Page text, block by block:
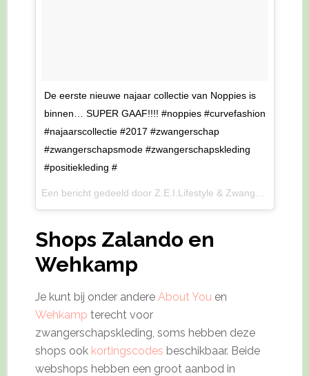
De eerste nieuwe najaar collectie van Noppies is
binnen… SUPER GAAF!!!! #noppies #curvefashion
#najaarscollectie #2017 #zwangerschap
#zwangerschapsmode #zwangerschapskleding
#positiekleding #
Shops Zalando en
Wehkamp
Je kunt bij onder andere About Youen
Wehkamp terecht voor
zwangerschapskleding, soms hebben deze
shops ook kortingscodes beschikbaar. Beide
webshops hebben een groot aanbod in